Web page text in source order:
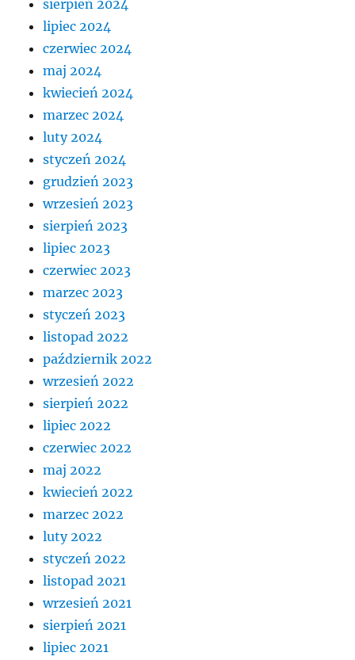
sierpień 2024
lipiec 2024
czerwiec 2024
maj 2024
kwiecień 2024
marzec 2024
luty 2024
styczeń 2024
grudzień 2023
wrzesień 2023
sierpień 2023
lipiec 2023
czerwiec 2023
marzec 2023
styczeń 2023
listopad 2022
październik 2022
wrzesień 2022
sierpień 2022
lipiec 2022
czerwiec 2022
maj 2022
kwiecień 2022
marzec 2022
luty 2022
styczeń 2022
listopad 2021
wrzesień 2021
sierpień 2021
lipiec 2021